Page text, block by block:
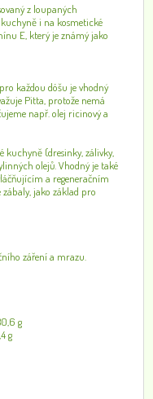
z loupaných
i na kosmetické
E, který je známý jako
každou dóšu je vhodný
Pitta, protože nemá
např. olej ricinový a
kuchyně (dresinky, zálivky,
olejů. Vhodný je také
a regeneračním
jako základ pro
záření a mrazu.
g
g